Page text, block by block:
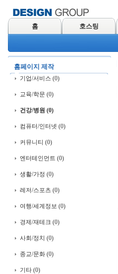
홈 호스팅
홈페이지 제작
기업/서비스 (0)
교육/학문 (0)
건강/병원 (0)
컴퓨터/인터넷 (0)
커뮤니티 (0)
엔터테인먼트 (0)
생활/가정 (0)
레저/스포츠 (0)
여행/세계정보 (0)
경제/재테크 (0)
사회/정치 (0)
종교/문화 (0)
기타 (0)